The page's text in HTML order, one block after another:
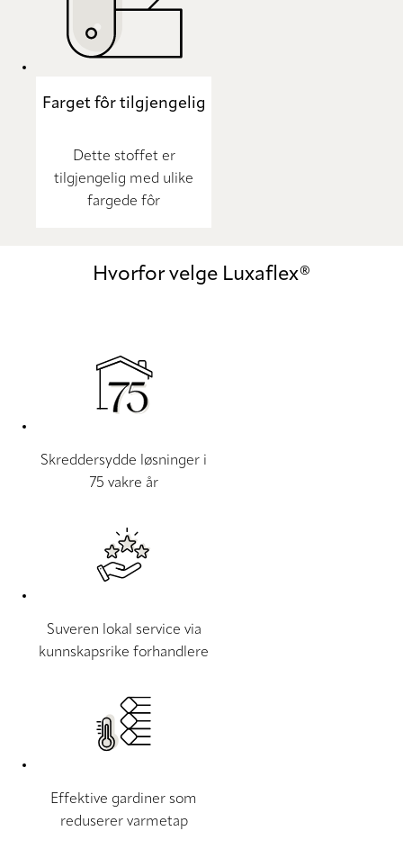
Farget fôr tilgjengelig
Dette stoffet er
tilgjengelig med ulike
fargede fôr
Hvorfor velge Luxaflex®
Skreddersydde løsninger i
75 vakre år
Suveren lokal service via
kunnskapsrike forhandlere
Effektive gardiner som
reduserer varmetap